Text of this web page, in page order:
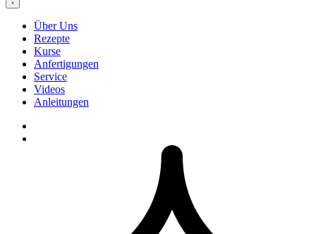
Über Uns
Rezepte
Kurse
Anfertigungen
Service
Videos
Anleitungen